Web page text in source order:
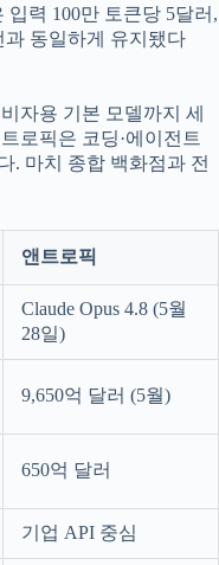
입력 100만 토큰당 5달러,
과 동일하게 유지됐다
자용 기본 모델까지 세
로픽은 코딩·에이전트
. 마치 종합 백화점과 전
앤트로픽
Claude Opus 4.8 (5월
28일)
9,650억 달러 (5월)
650억 달러
기업 API 중심